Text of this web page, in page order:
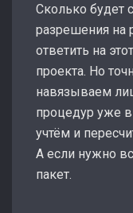
Сколько будет
разрешения на
ответить на
проекта. Но
навязываем
процедур уже
учтём и
А если нужно
пакет.